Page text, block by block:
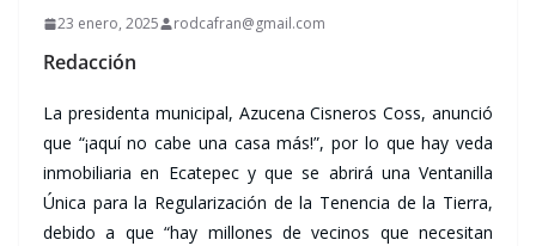
23 enero, 2025 rodcafran@gmail.com
Redacción
La presidenta municipal, Azucena Cisneros Coss, anunció
que “¡aquí no cabe una casa más!”, por lo que hay veda
inmobiliaria en Ecatepec y que se abrirá una Ventanilla
Única para la Regularización de la Tenencia de la Tierra,
debido a que “hay millones de vecinos que necesitan